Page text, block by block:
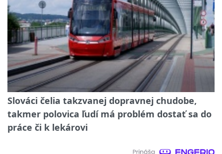
Slováci čelia takzvanej dopravnej chudobe,
takmer polovica ľudí má problém dostať sa do
práce či k lekárovi